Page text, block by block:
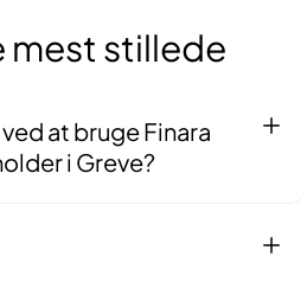
mest stillede
at bruge Finara
i Greve?
screeningproces af vores